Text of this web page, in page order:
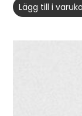
Lägg till i